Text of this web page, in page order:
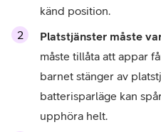
känd position.
Platstjänster måste
måste tillåta att appar
barnet stänger av
batterisparläge kan
upphöra helt.